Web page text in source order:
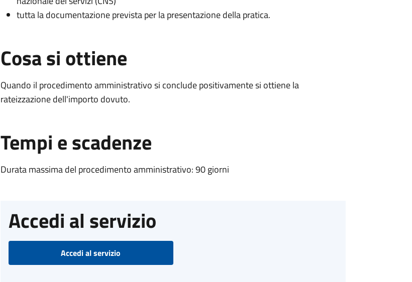
tutta la documentazione prevista per la presentazione della pratica.
Cosa si ottiene
Quando il procedimento amministrativo si conclude positivamente si ottiene la
rateizzazione dell'importo dovuto.
Tempi e scadenze
Durata massima del procedimento amministrativo: 90 giorni
Accedi al servizio
Accedi al servizio